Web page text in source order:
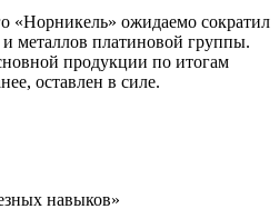
«Норникель» ожидаемо сократил
металлов платиновой группы.
продукции по итогам
оставлен в силе.
навыков»